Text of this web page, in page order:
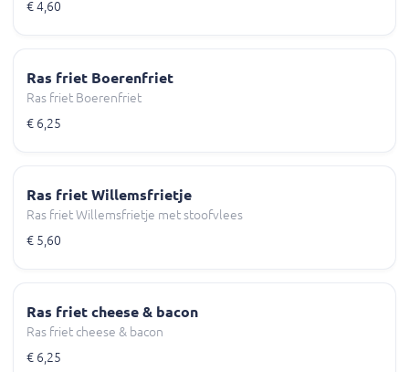
€ 4,60
Ras friet Boerenfriet
Ras friet Boerenfriet
€ 6,25
Ras friet Willemsfrietje
Ras friet Willemsfrietje met stoofvlees
€ 5,60
Ras friet cheese & bacon
Ras friet cheese & bacon
€ 6,25